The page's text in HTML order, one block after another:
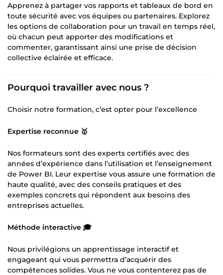
Apprenez à partager vos rapports et tableaux de bord en
toute sécurité avec vos équipes ou partenaires. Explorez
les options de collaboration pour un travail en temps réel,
où chacun peut apporter des modifications et
commenter, garantissant ainsi une prise de décision
collective éclairée et efficace.
Pourquoi travailler avec nous ?
Choisir notre formation, c’est opter pour l’excellence
Expertise reconnue 🥇
Nos formateurs sont des experts certifiés avec des
années d’expérience dans l’utilisation et l’enseignement
de Power BI. Leur expertise vous assure une formation de
haute qualité, avec des conseils pratiques et des
exemples concrets qui répondent aux besoins des
entreprises actuelles.
Méthode interactive 🎓
Nous privilégions un apprentissage interactif et
engageant qui vous permettra d’acquérir des
compétences solides. Vous ne vous contenterez pas de